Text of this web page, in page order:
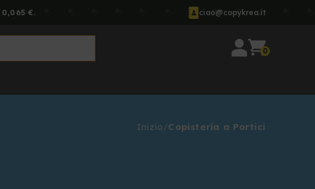
0,065 €. ciao@copykrea.it
0
Inizio Copistería a Portici